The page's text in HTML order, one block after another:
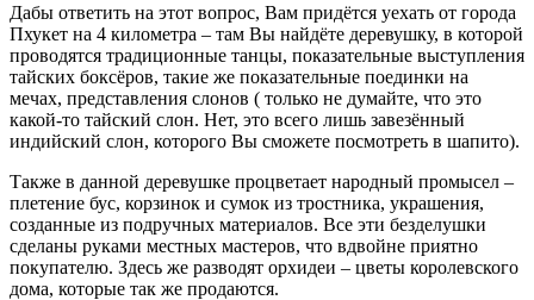
Дабы ответить на этот вопрос, Вам придётся уехать от города
Пхукет на 4 километра – там Вы найдёте деревушку, в которой
проводятся традиционные танцы, показательные выступления
тайских боксёров, такие же показательные поединки на
мечах, представления слонов ( только не думайте, что это
какой-то тайский слон. Нет, это всего лишь завезённый
индийский слон, которого Вы сможете посмотреть в шапито).
Также в данной деревушке процветает народный промысел –
плетение бус, корзинок и сумок из тростника, украшения,
созданные из подручных материалов. Все эти безделушки
сделаны руками местных мастеров, что вдвойне приятно
покупателю. Здесь же разводят орхидеи – цветы королевского
дома, которые так же продаются.